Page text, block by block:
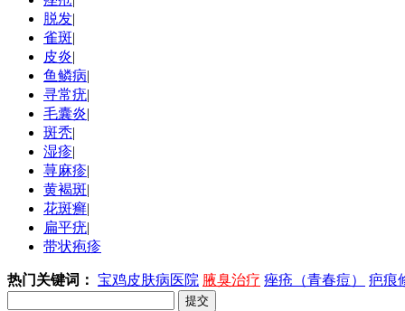
脱发|
雀斑|
皮炎|
鱼鳞病|
寻常疣|
毛囊炎|
斑秃|
湿疹|
荨麻疹|
黄褐斑|
花斑癣|
扁平疣|
带状疱疹
热门关键词： 宝鸡皮肤病医院 腋臭治疗 痤疮（青春痘） 疤痕